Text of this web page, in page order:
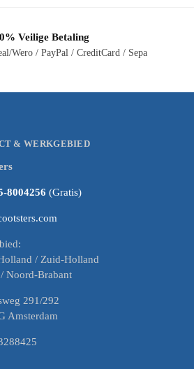
Veilige Betaling
Wero / PayPal / CreditCard / Sepa
& WERKGEBIED
8004256(Gratis)
/ Zuid-Holland
Noord-Brabant
291/292
Amsterdam